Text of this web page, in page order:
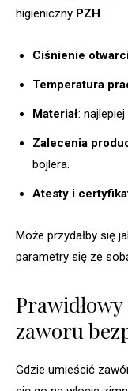
higieniczny PZH.
Ciśnienie
Temperatura
Materiał:
Zalecenia
bojlera.
Atesty i
Może przydałby się
parametry się ze
zaworu
Gdzie umieścić